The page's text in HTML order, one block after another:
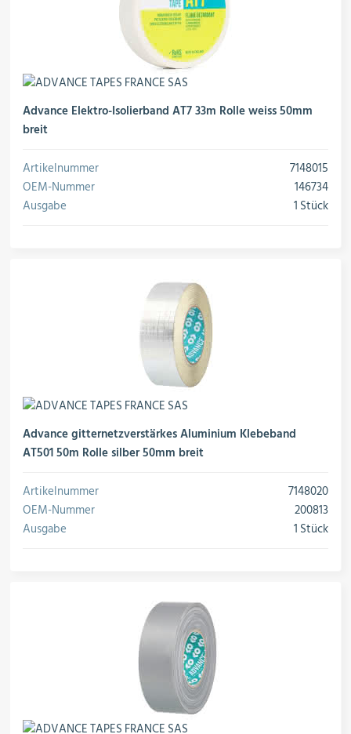
Advance Elektro-Isolierband AT7 33m Rolle weiss 50mm
breit
Artikelnummer
7148015
OEM-Nummer
146734
Ausgabe
1 Stück
Advance gitternetzverstärkes Aluminium Klebeband
AT501 50m Rolle silber 50mm breit
Artikelnummer
7148020
OEM-Nummer
200813
Ausgabe
1 Stück